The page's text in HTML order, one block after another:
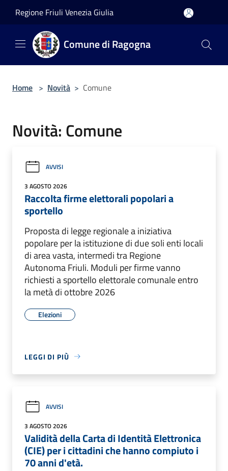
Regione Friuli Venezia Giulia
Comune di Ragogna
Home > Novità > Comune
Novità: Comune
AVVISI
3 AGOSTO 2026
Raccolta firme elettorali popolari a
sportello
Proposta di legge regionale a iniziativa
popolare per la istituzione di due soli enti locali
di area vasta, intermedi tra Regione
Autonoma Friuli. Moduli per firme vanno
richiesti a sportello elettorale comunale entro
la metà di ottobre 2026
Elezioni
LEGGI DI PIÙ
AVVISI
3 AGOSTO 2026
Validità della Carta di Identità Elettronica
(CIE) per i cittadini che hanno compiuto i
70 anni d'età.